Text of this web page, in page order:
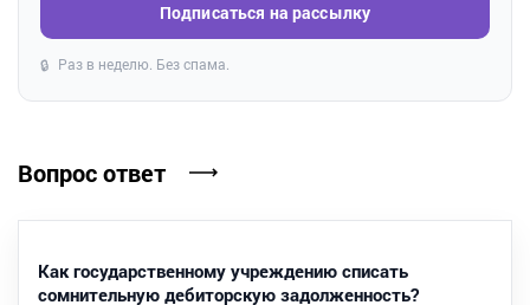
Подписаться на рассылку
🔒 Раз в неделю. Без спама.
Вопрос ответ
Как государственному учреждению списать
сомнительную дебиторскую задолженность?